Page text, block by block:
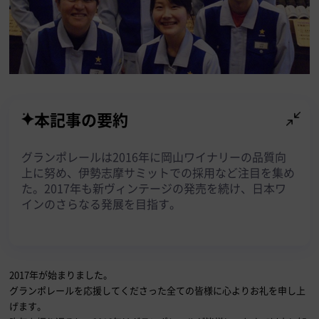
本記事の要約
グランポレールは2016年に岡山ワイナリーの品質向
上に努め、伊勢志摩サミットでの採用など注目を集め
た。2017年も新ヴィンテージの発売を続け、日本ワ
インのさらなる発展を目指す。
2017年が始まりました。
グランポレールを応援してくださった全ての皆様に心よりお礼を申し上
げます。